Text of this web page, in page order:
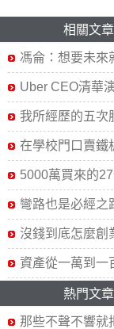
相關文章
馮侖：想要未來
Uber CEO清華
我所經歷的五次
在學校門口賣鐵
5000萬買來的
彎路也是必經之
沒錢到底怎麼創
資產從一萬到一
熱門文章
那些不聲不響就